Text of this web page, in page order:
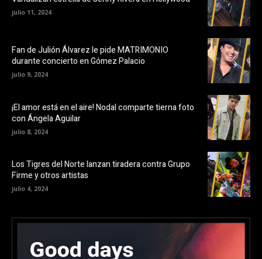
julio 11, 2024
Fan de Julión Álvarez le pide MATRIMONIO
durante concierto en Gómez Palacio
julio 9, 2024
¡El amor está en el aire! Nodal comparte tierna foto
con Ángela Aguilar
julio 8, 2024
Los Tigres del Norte lanzan tiradera contra Grupo
Firme y otros artistas
julio 4, 2024